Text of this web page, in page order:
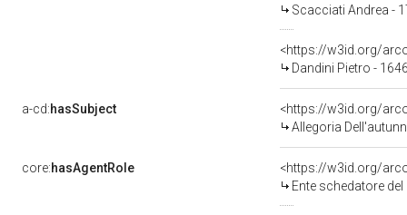
Scacciati Andrea -
<https://w3id.org/
Dandini Pietro -
a-cd:hasSubject
<https://w3id.org/
Allegoria
core:hasAgentRole
<https://w3id.org/
Ente schedatore del